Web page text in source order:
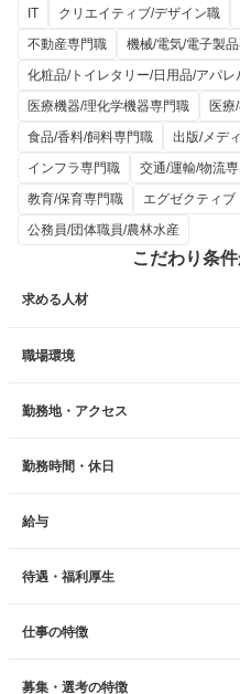
IT
クリエイティブ/デザイン職
不動産専門職
機械/電気/電子製
化粧品/トイレタリー/日用品/アパレ
医療機器/理化学機器専門職
医療
食品/香料/飼料専門職
出版/メデ
インフラ専門職
交通/運輸/物流
教育/保育専門職
エグゼクティブ
公務員/団体職員/農林水産
こだわり条
求める人材
職場環境
勤務地・アクセス
勤務時間・休日
給与
待遇・福利厚生
仕事の特徴
募集・選考の特徴